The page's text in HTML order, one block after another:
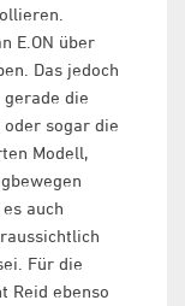
E.ON über
Das jedoch
gerade die
sogar die
Modell,
auch
Für die
Reid ebenso